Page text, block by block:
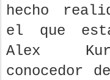
hecho
el que
Alex
conocedor